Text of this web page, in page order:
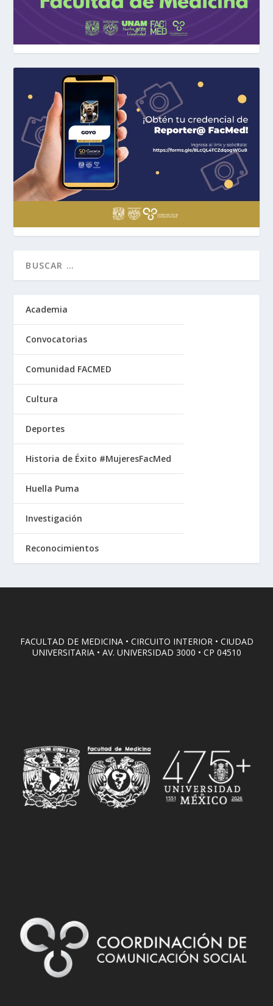
Academia
Convocatorias
Comunidad FACMED
Cultura
Deportes
Historia de Éxito #MujeresFacMed
Huella Puma
Investigación
Reconocimientos
FACULTAD DE MEDICINA • CIRCUITO INTERIOR • CIUDAD
UNIVERSITARIA • AV. UNIVERSIDAD 3000 • CP 04510